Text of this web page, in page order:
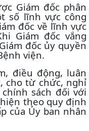
Giám đốc phân
số lĩnh vực công
đốc về lĩnh vực
Giám đốc vắng
đốc ủy quyền
viện.
điều động, luân
cho từ chức, nghỉ
sách đối với
theo quy định
của Ủy ban nhân